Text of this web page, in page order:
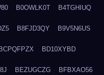
B0OWLK0T B4TGHIUQ
B8FJD3QY B9V5N6US
BCPQFPZX BD10XYBD
BEZUGCZG BFBXAO56